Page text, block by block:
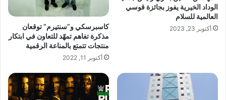
الوداد الخيرية يفوز بجائزة قوسي
العالمية للسلام
أكتوبر 23, 2023
كاسبرسكي و”سنتيرم” توقعان
مذكرة تفاهم تمهّد للتعاون في ابتكار
منتجات تتمتع بالمناعة الرقمية
أكتوبر 11, 2022